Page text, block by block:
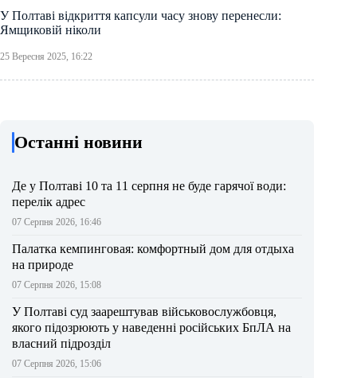
У Полтаві відкриття капсули часу знову перенесли:
Ямщиковій ніколи
25 Вересня 2025, 16:22
Останні новини
Де у Полтаві 10 та 11 серпня не буде гарячої води:
перелік адрес
07 Серпня 2026, 16:46
Палатка кемпинговая: комфортный дом для отдыха
на природе
07 Серпня 2026, 15:08
У Полтаві суд заарештував військовослужбовця,
якого підозрюють у наведенні російських БпЛА на
власний підрозділ
07 Серпня 2026, 15:06